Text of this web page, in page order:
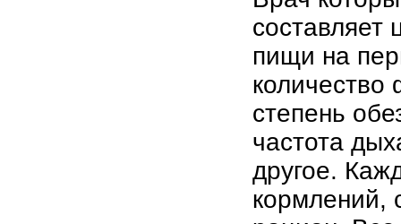
пищи на
количество
степень
частота
другое.
кормлений,